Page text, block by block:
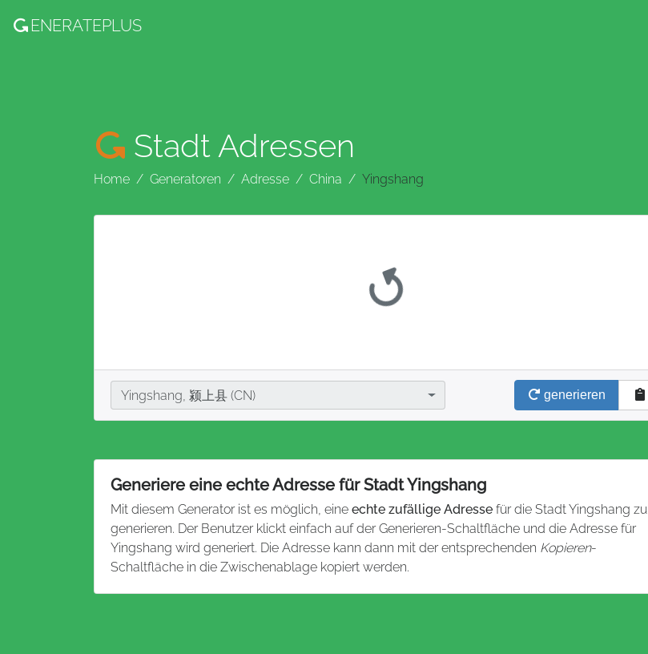
ENERATEPLUS
Stadt Adressen
Home Generatoren Adresse China Yingshang
Stadt
Yingshang, 颍上县 (CN)
generieren
Generiere eine echte Adresse für Stadt Yingshang
Mit diesem Generator ist es möglich, eine echte zufällige Adresse für die Stadt Yingshang zu
generieren. Der Benutzer klickt einfach auf der Generieren-Schaltfläche und die Adresse für
Yingshang wird generiert. Die Adresse kann dann mit der entsprechenden Kopieren-
Schaltfläche in die Zwischenablage kopiert werden.